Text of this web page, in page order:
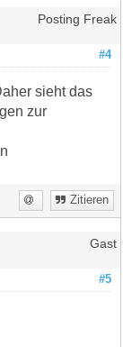
Posting Freak
#4
sieht das
zur
Zitieren
Gast
#5